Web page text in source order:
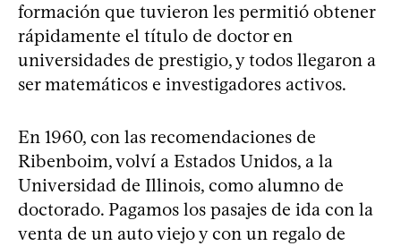
formación que tuvieron les permitió obtener
rápidamente el título de doctor en
universidades de prestigio, y todos llegaron a
ser matemáticos e investigadores activos.
En 1960, con las recomendaciones de
Ribenboim, volví a Estados Unidos, a la
Universidad de Illinois, como alumno de
doctorado. Pagamos los pasajes de ida con la
venta de un auto viejo y con un regalo de